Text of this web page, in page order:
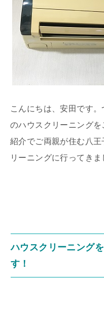
こんにちは、安田です
のハウスクリーニング
紹介でご両親が住む八王
リーニングに行ってきま
ハウスクリーニング
す！